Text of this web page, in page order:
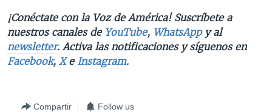
¡Conéctate con la Voz de América! Suscríbete a
nuestros canales de YouTube, WhatsAppy al
newsletter. Activa las notificaciones y síguenos en
Facebook, Xe Instagram.
Compartir Follow us